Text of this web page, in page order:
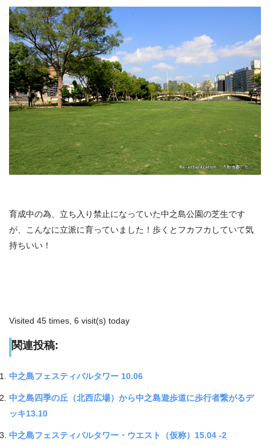
育成中の為、立ち入り禁止になっていた中之島公園の芝生です
が、こんなに立派に育っていました！歩くとフカフカしていて気
持ちいい！
Visited 45 times, 6 visit(s) today
関連投稿:
中之島フェスティバルタワー 10.06
中之島四季の丘（北西広場）から中之島遊歩道に歩行者繋がるデ
ッキ13.10
中之島フェスティバルタワー・ウエスト（仮称）15.04 -2